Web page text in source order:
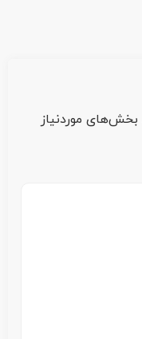
بخش‌های موردنیاز